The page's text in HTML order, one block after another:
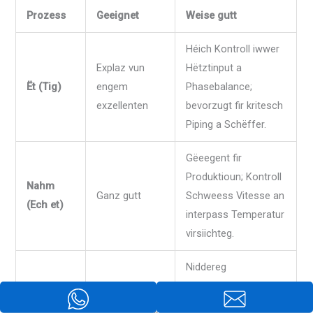
Prozess Geeignet Weise gutt
Ët (Tig)
Explaz vun
engem
exzellenten
Héich Kontroll iwwer
Hëtztinput a
Phasebalance;
bevorzugt fir kritesch
Piping a Schëffer.
Nahm
(Ech et)
Ganz gutt
Gëeegent fir
Produktioun; Kontroll
Schweess Vitesse an
interpass Temperatur
virsiichteg.
Niddereg
verlaangt duplex-